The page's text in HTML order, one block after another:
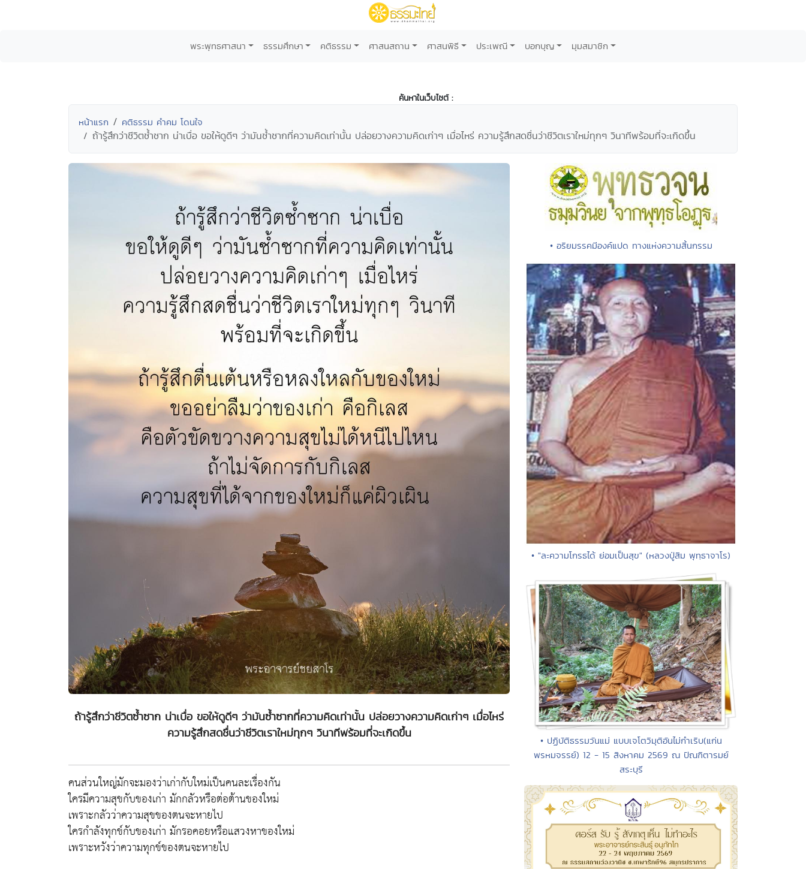
พระพุทธศาสนา ธรรมศึกษา คติธรรม ศาสนสถาน ศาสนพิธี ประเพณี บอกบุญ มุมสมาชิก
ค้นหาในเว็บไซต์ :
หน้าแรก คติธรรม คำคม โดนใจ
ถ้ารู้สึกว่าชีวิตซ้ำซาก น่าเบื่อ ขอให้ดูดีๆ ว่ามันซ้ำซากที่ความคิดเท่านั้น ปล่อยวางความคิดเก่าๆ เมื่อไหร่ ความรู้สึกสดชื่นว่าชีวิตเราใหม่ทุกๆ วินาทีพร้อมที่จะเกิดขึ้น
ถ้ารู้สึกว่าชีวิตซ้ำซาก น่าเบื่อ ขอให้ดูดีๆ ว่ามันซ้ำซากที่ความคิดเท่านั้น ปล่อยวางความคิดเก่าๆ เมื่อไหร่
ความรู้สึกสดชื่นว่าชีวิตเราใหม่ทุกๆ วินาทีพร้อมที่จะเกิดขึ้น
คนส่วนใหญ่มักจะมองว่าเก่ากับใหม่เป็นคนละเรื่องกัน
ใครมีความสุขกับของเก่า มักกลัวหรือต่อต้านของใหม่
เพราะกลัวว่าความสุขของตนจะหายไป
ใครกำลังทุกข์กับของเก่า มักรอคอยหรือแสวงหาของใหม่
เพราะหวังว่าความทุกข์ของตนจะหายไป
• อริยมรรคมีองค์แปด ทางแห่งความสิ้นกรรม
• "ละความโกรธได้ ย่อมเป็นสุข" (หลวงปู่สิม พุทฺธาจาโร)
• ปฏิบัติธรรมวันแม่ แบบเจโตวิมุติอันไม่กำเริบ(แก่น
พรหมจรรย์) 12 - 15 สิงหาคม 2569 ณ ปัณฑิตารมย์
สระบุรี